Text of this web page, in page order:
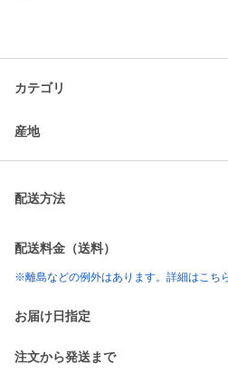
カテゴリ
産地
配送方法
配送料金（送料）
※離島などの例外はあります。詳細はこち
お届け日指定
注文から発送まで